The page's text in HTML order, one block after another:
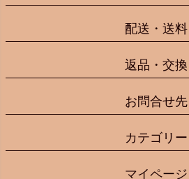
配送・送料
返品・交換
お問合せ先
カテゴリー
マイページ